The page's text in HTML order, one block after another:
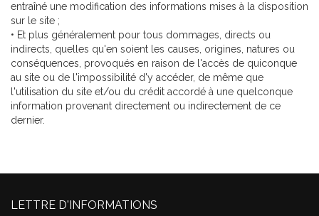
entraîné une modification des informations mises à la disposition
sur le site ;
• Et plus généralement pour tous dommages, directs ou
indirects, quelles qu'en soient les causes, origines, natures ou
conséquences, provoqués en raison de l'accès de quiconque
au site ou de l'impossibilité d'y accéder, de même que
l'utilisation du site et/ou du crédit accordé à une quelconque
information provenant directement ou indirectement de ce
dernier.
LETTRE D'INFORMATIONS